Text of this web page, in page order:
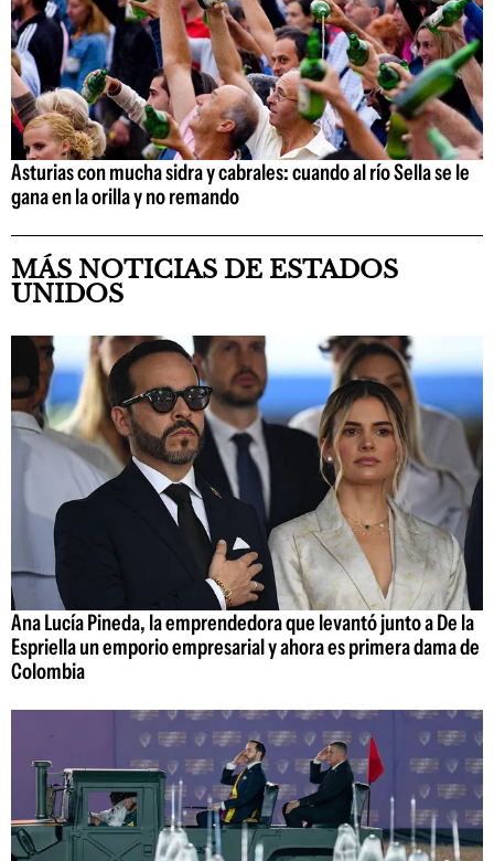
Asturias con mucha sidra y cabrales: cuando al río Sella se le
gana en la orilla y no remando
MÁS NOTICIAS DE ESTADOS
UNIDOS
Ana Lucía Pineda, la emprendedora que levantó junto a De la
Espriella un emporio empresarial y ahora es primera dama de
Colombia